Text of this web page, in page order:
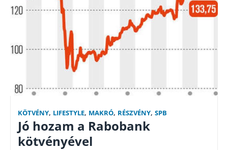
KÖTVÉNY, LIFESTYLE, MAKRÓ, RÉSZVÉNY, SPB
Jó hozam a Rabobank
kötvényével